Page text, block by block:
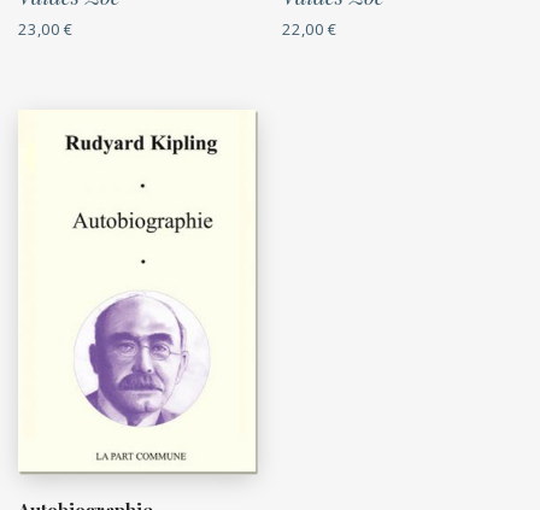
23,00 € 22,00 €